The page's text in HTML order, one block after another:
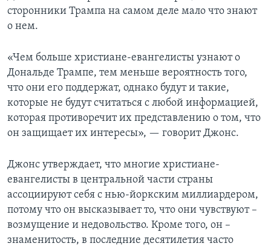
сторонники Трампа на самом деле мало что знают
о нем.
«Чем больше христиане-евангелисты узнают о
Дональде Трампе, тем меньше вероятность того,
что они его поддержат, однако будут и такие,
которые не будут считаться с любой информацией,
которая противоречит их представлению о том, что
он защищает их интересы», — говорит Джонс.
Джонс утверждает, что многие христиане-
евангелисты в центральной части страны
ассоциируют себя с нью-йоркским миллиардером,
потому что он высказывает то, что они чувствуют –
возмущение и недовольство. Кроме того, он –
знаменитость, в последние десятилетия часто